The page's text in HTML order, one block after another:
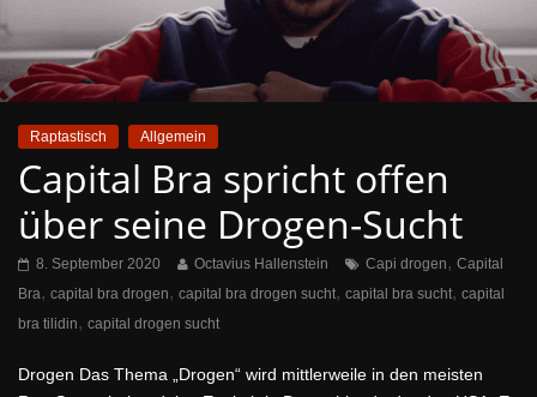
Raptastisch Allgemein
Capital Bra spricht offen
über seine Drogen-Sucht
8. September 2020 Octavius Hallenstein Capi drogen, Capital
Bra, capital bra drogen, capital bra drogen sucht, capital bra sucht, capital
bra tilidin, capital drogen sucht
Drogen Das Thema „Drogen“ wird mittlerweile in den meisten